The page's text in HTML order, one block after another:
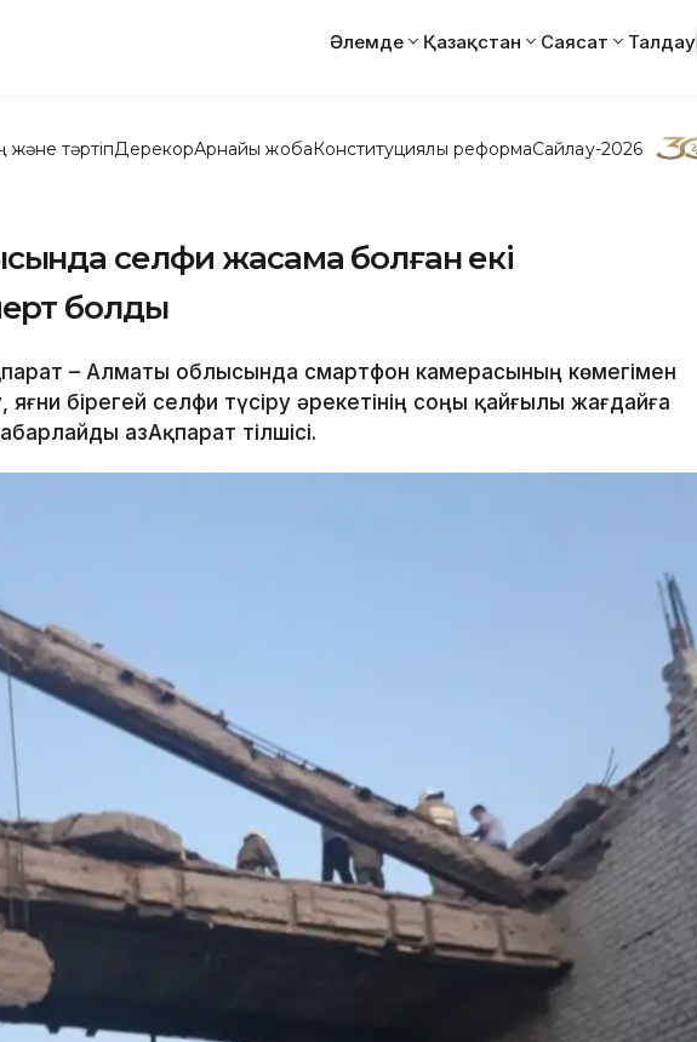
Әлемде Қазақстан Саясат Талдау
және тәртіпДерекқорАрнайы жобаКонституциялық реформаСайлау-2026
селфи жасамақ болған екі
болды
– Алматы облысында смартфон камерасының көмегімен
бірегей селфи түсіру әрекетінің соңы қайғылы жағдайға
ҚазАқпарат тілшісі.